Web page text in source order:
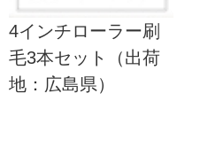
4インチローラー刷
毛3本セット（出荷
地：広島県）